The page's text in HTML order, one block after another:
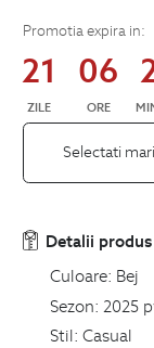
Promotia expira in:
21
ZILE
06
ORE
Selectati
Detalii produs
Culoare: Bej
Sezon: 2025
Stil: Casual